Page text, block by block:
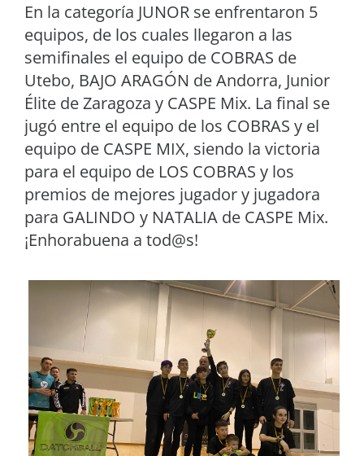
En la categoría JUNOR se enfrentaron 5
equipos, de los cuales llegaron a las
semifinales el equipo de COBRAS de
Utebo, BAJO ARAGÓN de Andorra, Junior
Élite de Zaragoza y CASPE Mix. La final se
jugó entre el equipo de los COBRAS y el
equipo de CASPE MIX, siendo la victoria
para el equipo de LOS COBRAS y los
premios de mejores jugador y jugadora
para GALINDO y NATALIA de CASPE Mix.
¡Enhorabuena a tod@s!